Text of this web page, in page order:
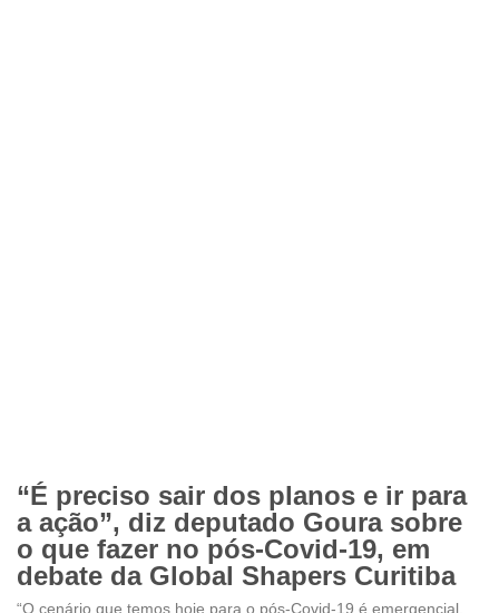
“É preciso sair dos planos e ir para
a ação”, diz deputado Goura sobre
o que fazer no pós-Covid-19, em
debate da Global Shapers Curitiba
“O cenário que temos hoje para o pós-Covid-19 é emergencial,